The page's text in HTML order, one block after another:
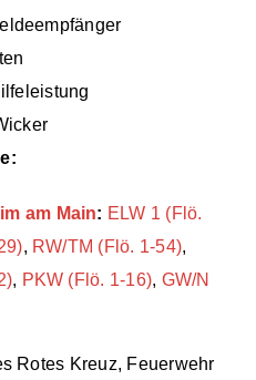
am Main: ELW 1 (Flö.
, RW/TM (Flö. 1-54),
, PKW (Flö. 1-16), GW/N
Rotes Kreuz, Feuerwehr